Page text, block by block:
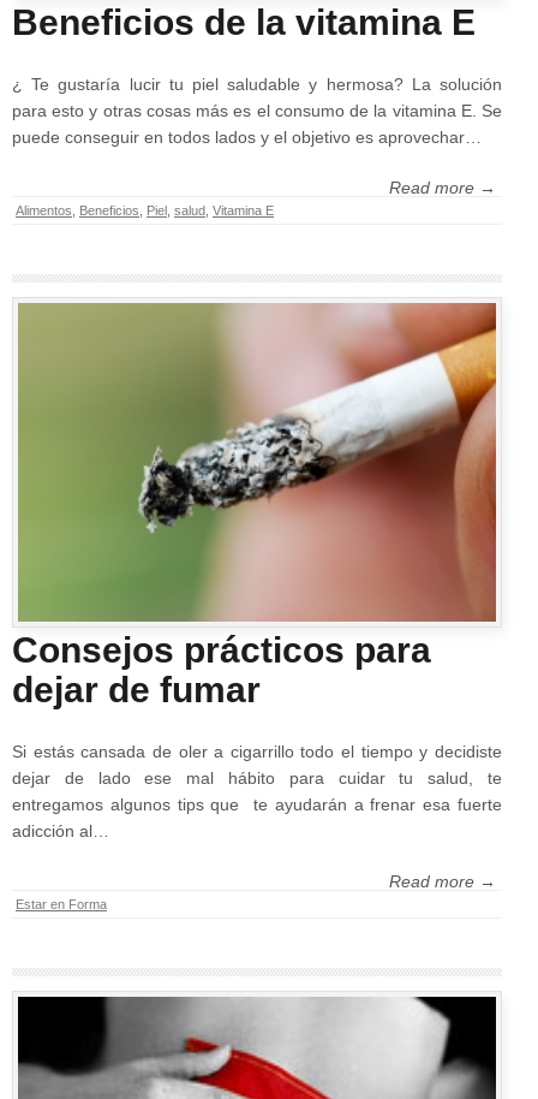
Beneficios de la vitamina E
¿ Te gustaría lucir tu piel saludable y hermosa? La solución
para esto y otras cosas más es el consumo de la vitamina E. Se
puede conseguir en todos lados y el objetivo es aprovechar…
Read more →
Alimentos Beneficios Piel salud Vitamina E
Consejos prácticos para
dejar de fumar
Si estás cansada de oler a cigarrillo todo el tiempo y decidiste
dejar de lado ese mal hábito para cuidar tu salud, te
entregamos algunos tips que te ayudarán a frenar esa fuerte
adicción al…
Read more →
Estar en Forma